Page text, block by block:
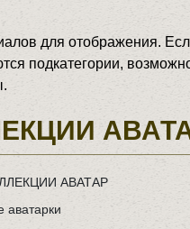
для отображения.
подкатегории,
АВАТАР
аватарки